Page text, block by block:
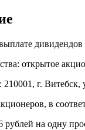
дивидендов
открытое
г.
в
на одну